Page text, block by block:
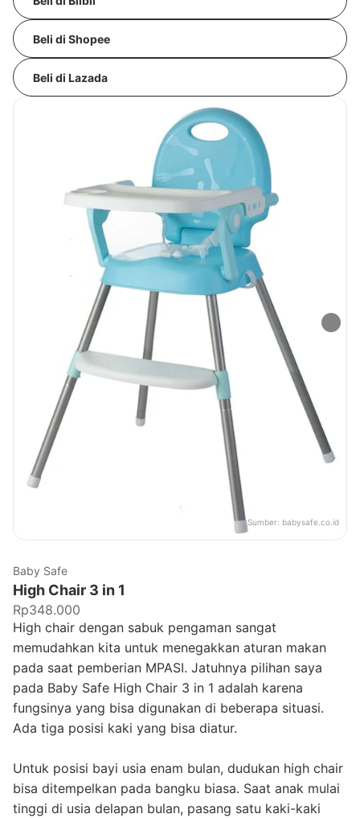
Beli di Shopee
Beli di Lazada
Sumber: babysafe.co.id
Baby Safe
High Chair 3 in 1
Rp348.000
High chair dengan sabuk pengaman sangat
memudahkan kita untuk menegakkan aturan makan
pada saat pemberian MPASI. Jatuhnya pilihan saya
pada Baby Safe High Chair 3 in 1 adalah karena
fungsinya yang bisa digunakan di beberapa situasi.
Ada tiga posisi kaki yang bisa diatur.
Untuk posisi bayi usia enam bulan, dudukan high chair
bisa ditempelkan pada bangku biasa. Saat anak mulai
tinggi di usia delapan bulan, pasang satu kaki-kaki